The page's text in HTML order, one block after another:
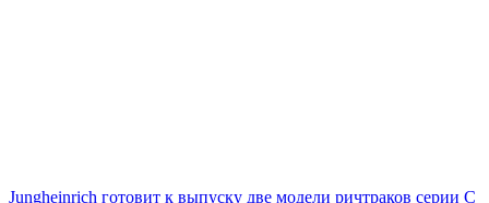
Jungheinrich готовит к выпуску две модели ричтраков серии С